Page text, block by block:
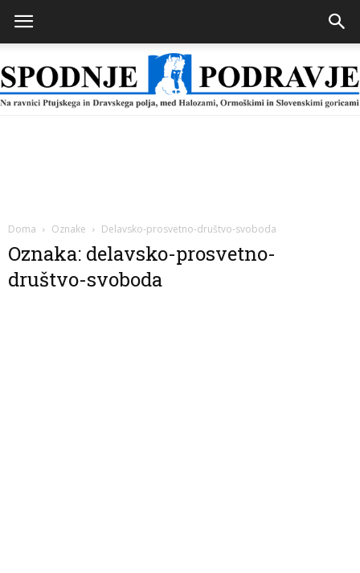
Doma Oznake Delavsko-prosvetno-društvo-svoboda
Oznaka: delavsko-prosvetno-
društvo-svoboda